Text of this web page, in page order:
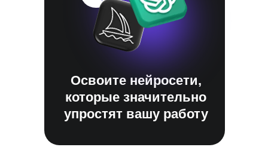
Освоите нейросети,
которые значительно
упростят вашу работу
HR-специалист,